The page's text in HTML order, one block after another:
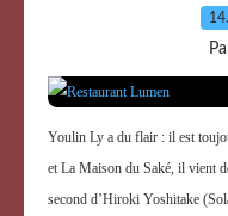
Youlin Ly a du flair : il est
et La Maison du Saké, il vient
second d’Hiroki Yoshitake